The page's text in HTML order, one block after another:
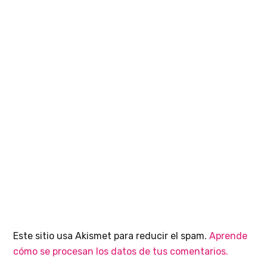
Este sitio usa Akismet para reducir el spam.Aprende
cómo se procesan los datos de tus comentarios.